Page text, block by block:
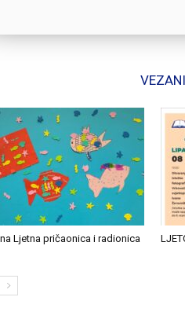
Ljetna pričaonica i radionica